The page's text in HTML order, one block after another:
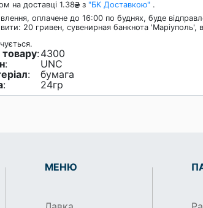
на доставці 1.38 з "БК Доставкою" .
оплачене до 16:00 по буднях, буде
20 гривен, сувенирная банкнота 'Маріуполь',
:4300
:
UNC
:
бумага
: 24гр
МЕНЮ